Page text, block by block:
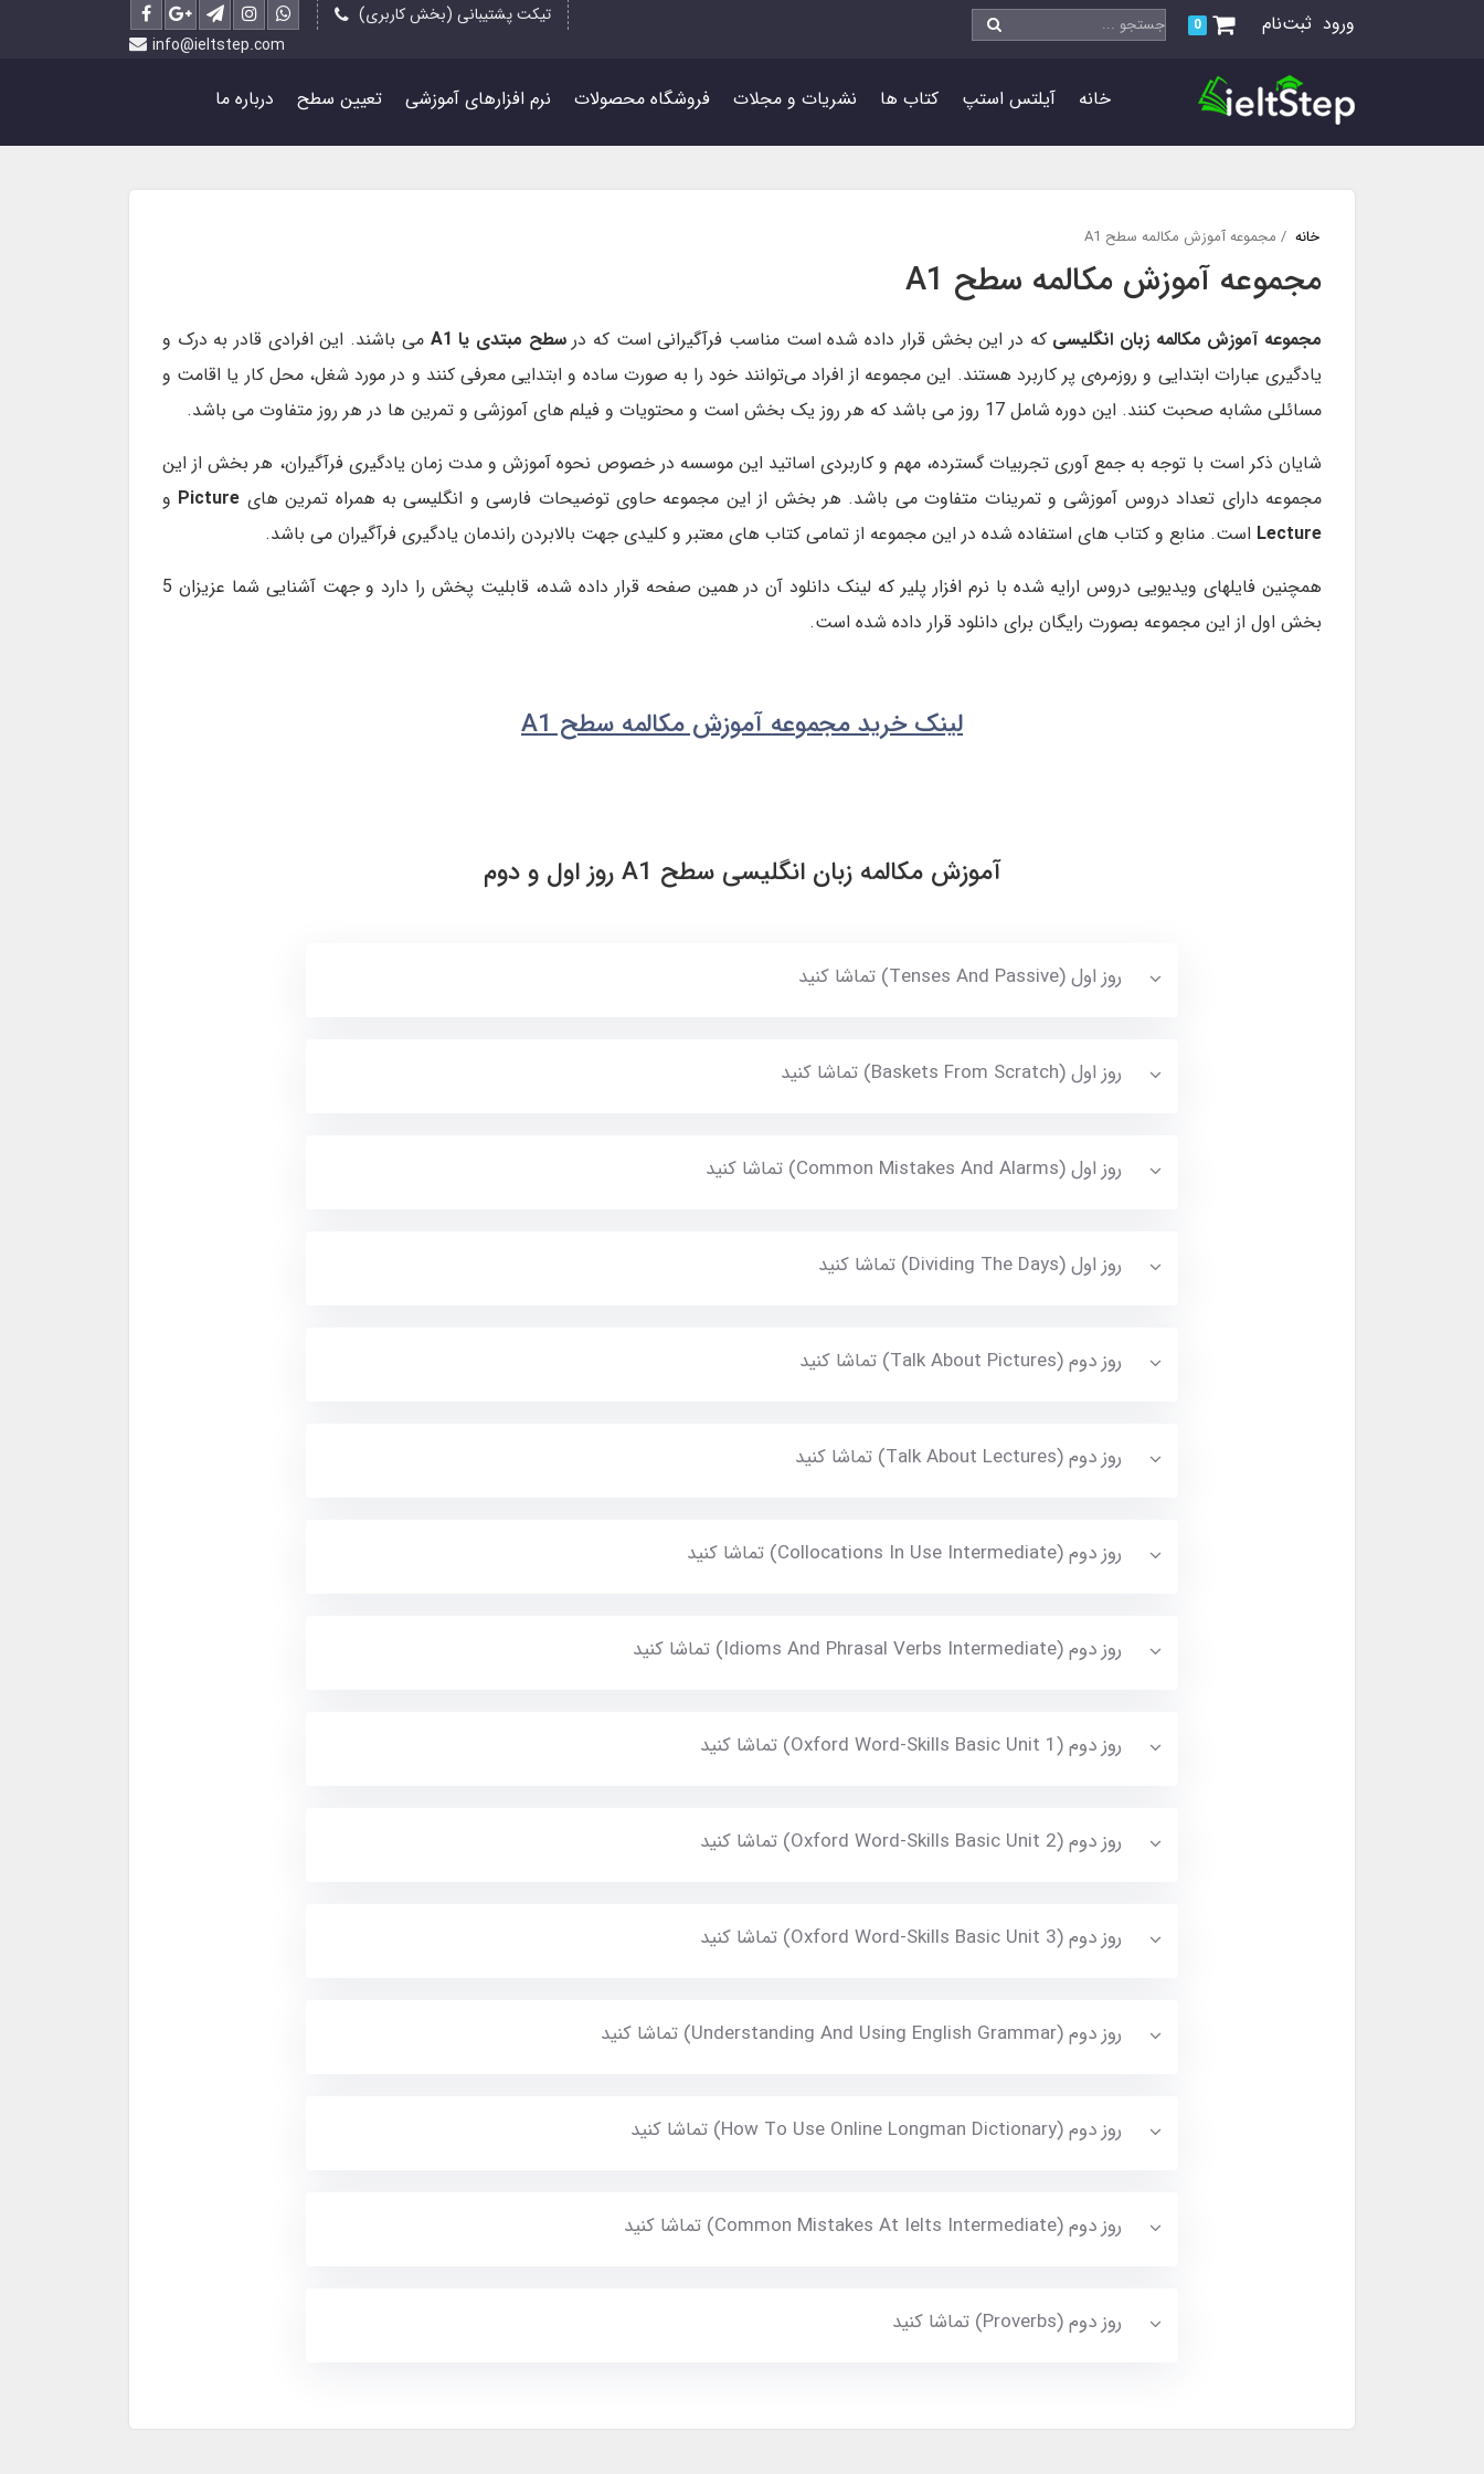
ورود ثبت‌نام 0
تیکت پشتیبانی (بخش کاربری)
info@ieltstep.com
خانه آیلتس استپ کتاب ها نشریات و مجلات فروشگاه محصولات نرم افزارهای آموزشی تعیین سطح درباره ما
خانه مجموعه آموزش مکالمه سطح A1
مجموعه آموزش مکالمه سطح A1
مجموعه آموزش مکالمه زبان انگلیسی که در این بخش قرار داده شده است مناسب فرآگیرانی است که درسطح مبتدی یا A1
می باشند. این افرادی قادر به درک و
یادگیری عبارات ابتدایی و روزمره‌ی پر کاربرد هستند. این مجموعه از افراد می‌توانند خود را به صورت ساده و ابتدایی معرفی کنند و در مورد شغل، محل کار یا اقامت و
مسائلی مشابه صحبت کنند. این دوره شامل 17 روز می باشد که هر روز یک بخش است و محتویات و فیلم های آموزشی و تمرین ها در هر روز متفاوت می باشد.
شایان ذکر است با توجه به جمع آوری تجربیات گسترده، مهم و کاربردی اساتید این موسسه در خصوص نحوه آموزش و مدت زمان یادگیری فرآگیران، هر بخش از این
مجموعه دارای تعداد دروس آموزشی و تمرینات متفاوت می باشد. هر بخش از این مجموعه حاوی توضیحات فارسی و انگلیسی به همراه تمرین های Picture و
Lecture است. منابع و کتاب های استفاده شده در این مجموعه از تمامی کتاب های معتبر و کلیدی جهت بالابردن راندمان یادگیری فرآگیران می باشد.
همچنین فایلهای ویدیویی دروس ارایه شده با نرم افزار پلیر که لینک دانلود آن در همین صفحه قرار داده شده، قابلیت پخش را دارد و جهت آشنایی شما عزیزان 5
بخش اول از این مجموعه بصورت رایگان برای دانلود قرار داده شده است.
لینک خرید مجموعه آموزش مکالمه سطح A1
آموزش مکالمه زبان انگلیسی سطح A1 روز اول و دوم
روز اول (Tenses And Passive) تماشا کنید
روز اول (Baskets From Scratch) تماشا کنید
روز اول (Common Mistakes And Alarms) تماشا کنید
روز اول (Dividing The Days) تماشا کنید
روز دوم (Talk About Pictures) تماشا کنید
روز دوم (Talk About Lectures) تماشا کنید
روز دوم (Collocations In Use Intermediate) تماشا کنید
روز دوم (Idioms And Phrasal Verbs Intermediate) تماشا کنید
روز دوم (Oxford Word-Skills Basic Unit 1) تماشا کنید
روز دوم (Oxford Word-Skills Basic Unit 2) تماشا کنید
روز دوم (Oxford Word-Skills Basic Unit 3) تماشا کنید
روز دوم (Understanding And Using English Grammar) تماشا کنید
روز دوم (How To Use Online Longman Dictionary) تماشا کنید
روز دوم (Common Mistakes At Ielts Intermediate) تماشا کنید
روز دوم (Proverbs) تماشا کنید